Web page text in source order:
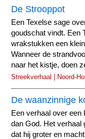
De Strooppot
Een Texelse sage
goudschat vindt. Een
wrakstukken een
Wanneer de
naar het kistje, doen
Streekverhaal | Noord-
De waanzinnige
Een verhaal over een
dan God. Het verhaal
dat hij groter en